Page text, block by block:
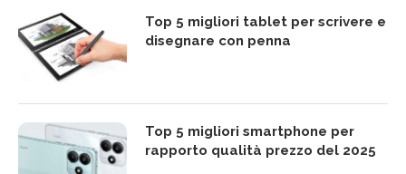
Top 5 migliori tablet per scrivere e
disegnare con penna
Top 5 migliori smartphone per
rapporto qualità prezzo del 2025